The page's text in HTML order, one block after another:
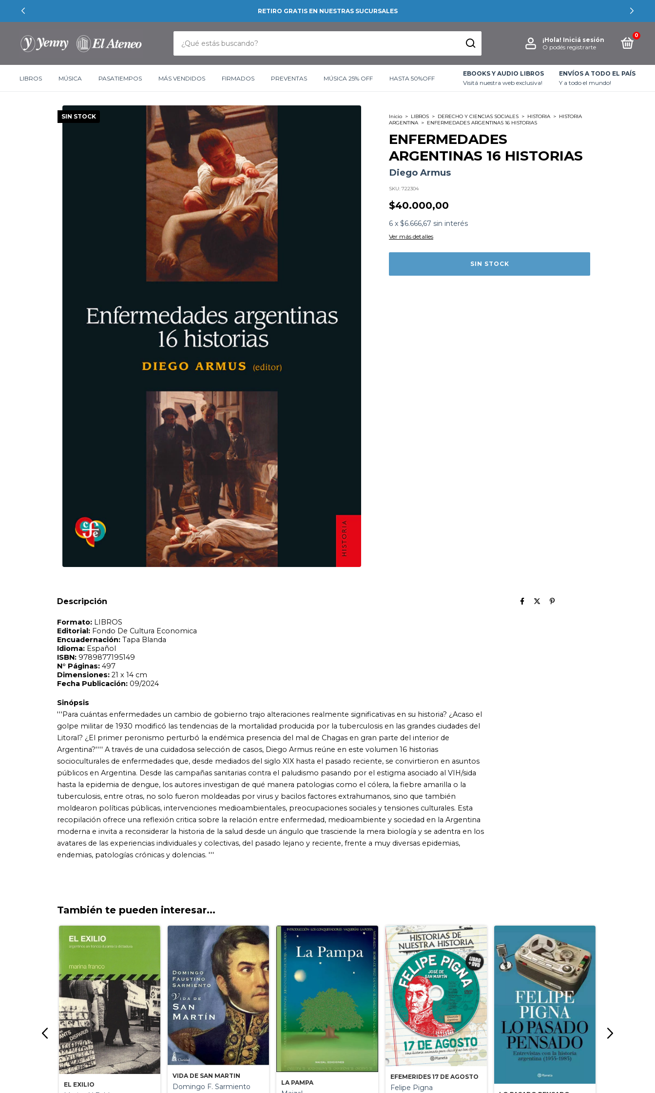
RETIRO GRATIS EN NUESTRAS SUCURSALES
¡Hola! Iniciá sesión
O podés registrarte
0
LIBROS MÚSICA PASATIEMPOS MÁS VENDIDOS FIRMADOS PREVENTAS MÚSICA 25% OFF HASTA 50%OFF
EBOOKS Y AUDIO LIBROS
Visitá nuestra web exclusiva!
ENVÍOS A TODO EL PAÍS
Y a todo el mundo!
SIN STOCK Inicio > LIBROS > DERECHO Y CIENCIAS SOCIALES > HISTORIA > HISTORIA
ARGENTINA > ENFERMEDADES ARGENTINAS 16 HISTORIAS
ENFERMEDADES
ARGENTINAS 16 HISTORIAS
Diego Armus
SKU: 722304
$40.000,00
6 x $6.666,67 sin interés
Ver más detalles
Descripción
Formato:LIBROS
Editorial:Fondo De Cultura Economica
Encuadernación:Tapa Blanda
Español
9789877195149
golpe militar de 1930 modificó las tendencias de la mortalidad producida por la tuberculosis en las grandes ciudades del
Argentina?'''' A través de una cuidadosa selección de casos, Diego Armus reúne en este volumen 16 historias
socioculturales de enfermedades que, desde mediados del siglo XIX hasta el pasado reciente, se convirtieron en asuntos
públicos en Argentina. Desde las campañas sanitarias contra el paludismo pasando por el estigma asociado al VIH/sida
hasta la epidemia de dengue, los autores investigan de qué manera patologias como el cólera, la fiebre amarilla o la
tuberculosis, entre otras, no solo fueron moldeadas por virus y bacilos factores extrahumanos, sino que también
moldearon políticas públicas, intervenciones medioambientales, preocupaciones sociales y tensiones culturales. Esta
recopilación ofrece una reflexión critica sobre la relación entre enfermedad, medioambiente y sociedad en la Argentina
avatares de las experiencias individuales y colectivas, del pasado lejano y reciente, frente a muy diversas epidemias,
endemias, patologías crónicas y dolencias. '''
También te pueden interesar...
EL EXILIO
VIDA DE SAN MARTIN
Domingo F. Sarmiento LA PAMPA
EFEMERIDES 17 DE AGOSTO
Felipe Pigna